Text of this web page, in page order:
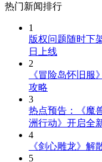
热门新闻排行
1
版权问题随时下
日上线
2
《冒险岛怀旧服
攻略
3
热点预告：《魔
洲行动》开启全
4
《剑心雕龙》解
5